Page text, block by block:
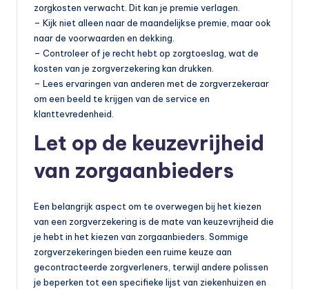
zorgkosten verwacht. Dit kan je premie verlagen.
– Kijk niet alleen naar de maandelijkse premie, maar ook
naar de voorwaarden en dekking.
– Controleer of je recht hebt op zorgtoeslag, wat de
kosten van je zorgverzekering kan drukken.
– Lees ervaringen van anderen met de zorgverzekeraar
om een beeld te krijgen van de service en
klanttevredenheid.
Let op de keuzevrijheid
van zorgaanbieders
Een belangrijk aspect om te overwegen bij het kiezen
van een zorgverzekering is de mate van keuzevrijheid die
je hebt in het kiezen van zorgaanbieders. Sommige
zorgverzekeringen bieden een ruime keuze aan
gecontracteerde zorgverleners, terwijl andere polissen
je beperken tot een specifieke lijst van ziekenhuizen en